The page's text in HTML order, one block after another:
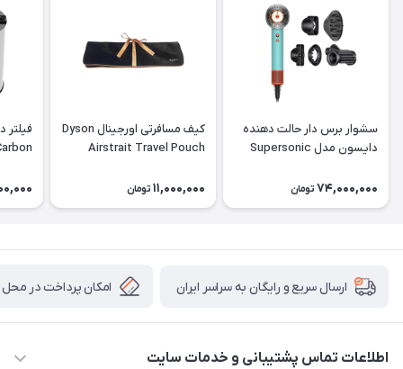
سشوار برس دار حالت دهنده
دایسون مدل Supersonic
74,000,000 تومان
کیف مسافرتی اورجینال Dyson
Airstrait Travel Pouch
11,000,000 تومان
ارسال سریع و رایگان به سراسر ایران امکان پرداخت در محل
اطلاعات تماس پشتیبانی و خدمات سایت